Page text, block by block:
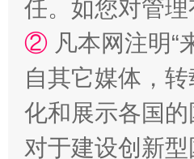
任。如您对管
② 凡本网注明“
自其它媒体，
化和展示各国
对于建设创新